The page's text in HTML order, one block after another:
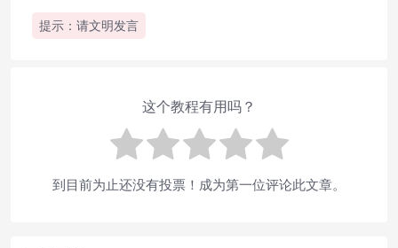
提示：请文明发言
这个教程有用吗？
到目前为止还没有投票！成为第一位评论此文章。